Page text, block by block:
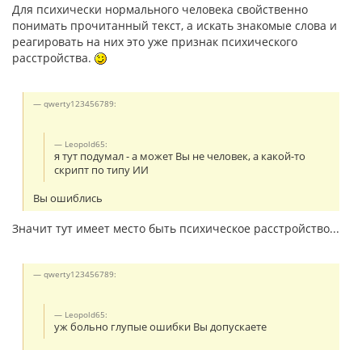
Для психически нормального человека свойственно
понимать прочитанный текст, а искать знакомые слова и
реагировать на них это уже признак психического
расстройства.
qwerty123456789:
Leopold65:
я тут подумал - а может Вы не человек, а какой-то
скрипт по типу ИИ
Вы ошиблись
Значит тут имеет место быть психическое расстройство...
qwerty123456789:
Leopold65:
уж больно глупые ошибки Вы допускаете